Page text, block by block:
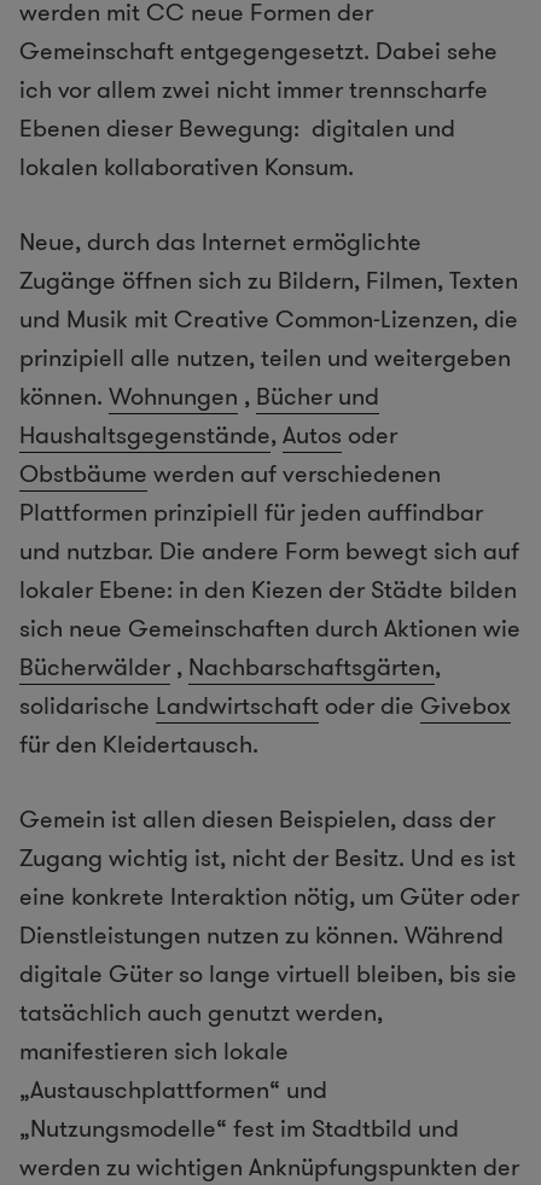
werden mit CC neue Formen der
Gemeinschaft entgegengesetzt. Dabei sehe
ich vor allem zwei nicht immer trennscharfe
Ebenen dieser Bewegung: digitalen und
lokalen kollaborativen Konsum.
Neue, durch das Internet ermöglichte
Zugänge öffnen sich zu Bildern, Filmen, Texten
und Musik mit Creative Common-Lizenzen, die
prinzipiell alle nutzen, teilen und weitergeben
können. Wohnungen , Bücher und
Haushaltsgegenstände,Autos oder
Obstbäume werden auf verschiedenen
Plattformen prinzipiell für jeden auffindbar
und nutzbar. Die andere Form bewegt sich auf
lokaler Ebene: in den Kiezen der Städte bilden
sich neue Gemeinschaften durch Aktionen wie
Bücherwälder , Nachbarschaftsgärten,
solidarische Landwirtschaft oder die Givebox
für den Kleidertausch.
Gemein ist allen diesen Beispielen, dass der
Zugang wichtig ist, nicht der Besitz. Und es ist
eine konkrete Interaktion nötig, um Güter oder
Dienstleistungen nutzen zu können. Während
digitale Güter so lange virtuell bleiben, bis sie
tatsächlich auch genutzt werden,
manifestieren sich lokale
„Austauschplattformen“ und
„Nutzungsmodelle“ fest im Stadtbild und
werden zu wichtigen Anknüpfungspunkten der